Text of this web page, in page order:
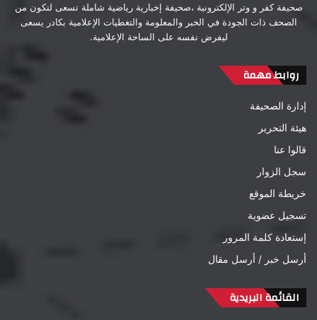
صحيفة كفر و وتر الإلكترونية ،صحيفة إخبارية رياضية شاملة تسعى لتكون من
الصحف ذات الجودة في الخبر والمعلومة والتغطيات الإعلامية بكادر يسعى
ليفرض نفسه على الساحة الإعلامية.
روابط مهمة
إدارة الصحيفة
هيئة التحرير
قالوا عنا
سجل الزوار
خريطة الموقع
تسجيل عضوية
إستعادة كلمة المرور
أرسل خبر / أرسل مقال
القائمة البريدية